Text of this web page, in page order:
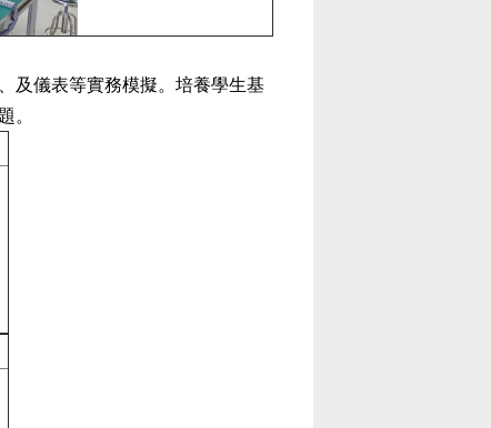
及儀表等實務模擬。培養學生基
。